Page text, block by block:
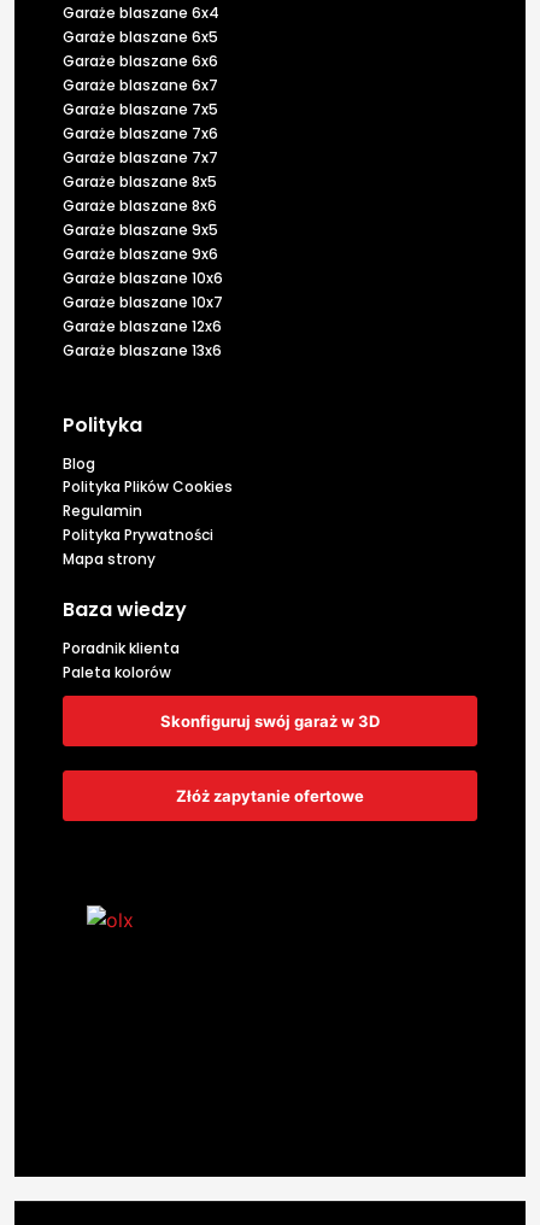
Garaże blaszane 6x4
Garaże blaszane 6x5
Garaże blaszane 6x6
Garaże blaszane 6x7
Garaże blaszane 7x5
Garaże blaszane 7x6
Garaże blaszane 7x7
Garaże blaszane 8x5
Garaże blaszane 8x6
Garaże blaszane 9x5
Garaże blaszane 9x6
Garaże blaszane 10x6
Garaże blaszane 10x7
Garaże blaszane 12x6
Garaże blaszane 13x6
Polityka
Blog
Polityka Plików Cookies
Regulamin
Polityka Prywatności
Mapa strony
Baza wiedzy
Poradnik klienta
Paleta kolorów
Skonfiguruj swój garaż w 3D
Złóż zapytanie ofertowe